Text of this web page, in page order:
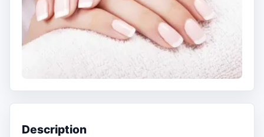
Description